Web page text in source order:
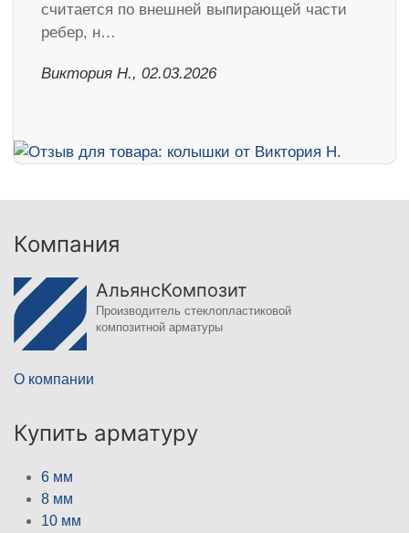
считается по внешней выпирающей части
ребер, н…
Виктория Н., 02.03.2026
Компания
АльянсКомпозит
Производитель стеклопластиковой
композитной арматуры
О компании
Купить арматуру
6 мм
8 мм
10 мм